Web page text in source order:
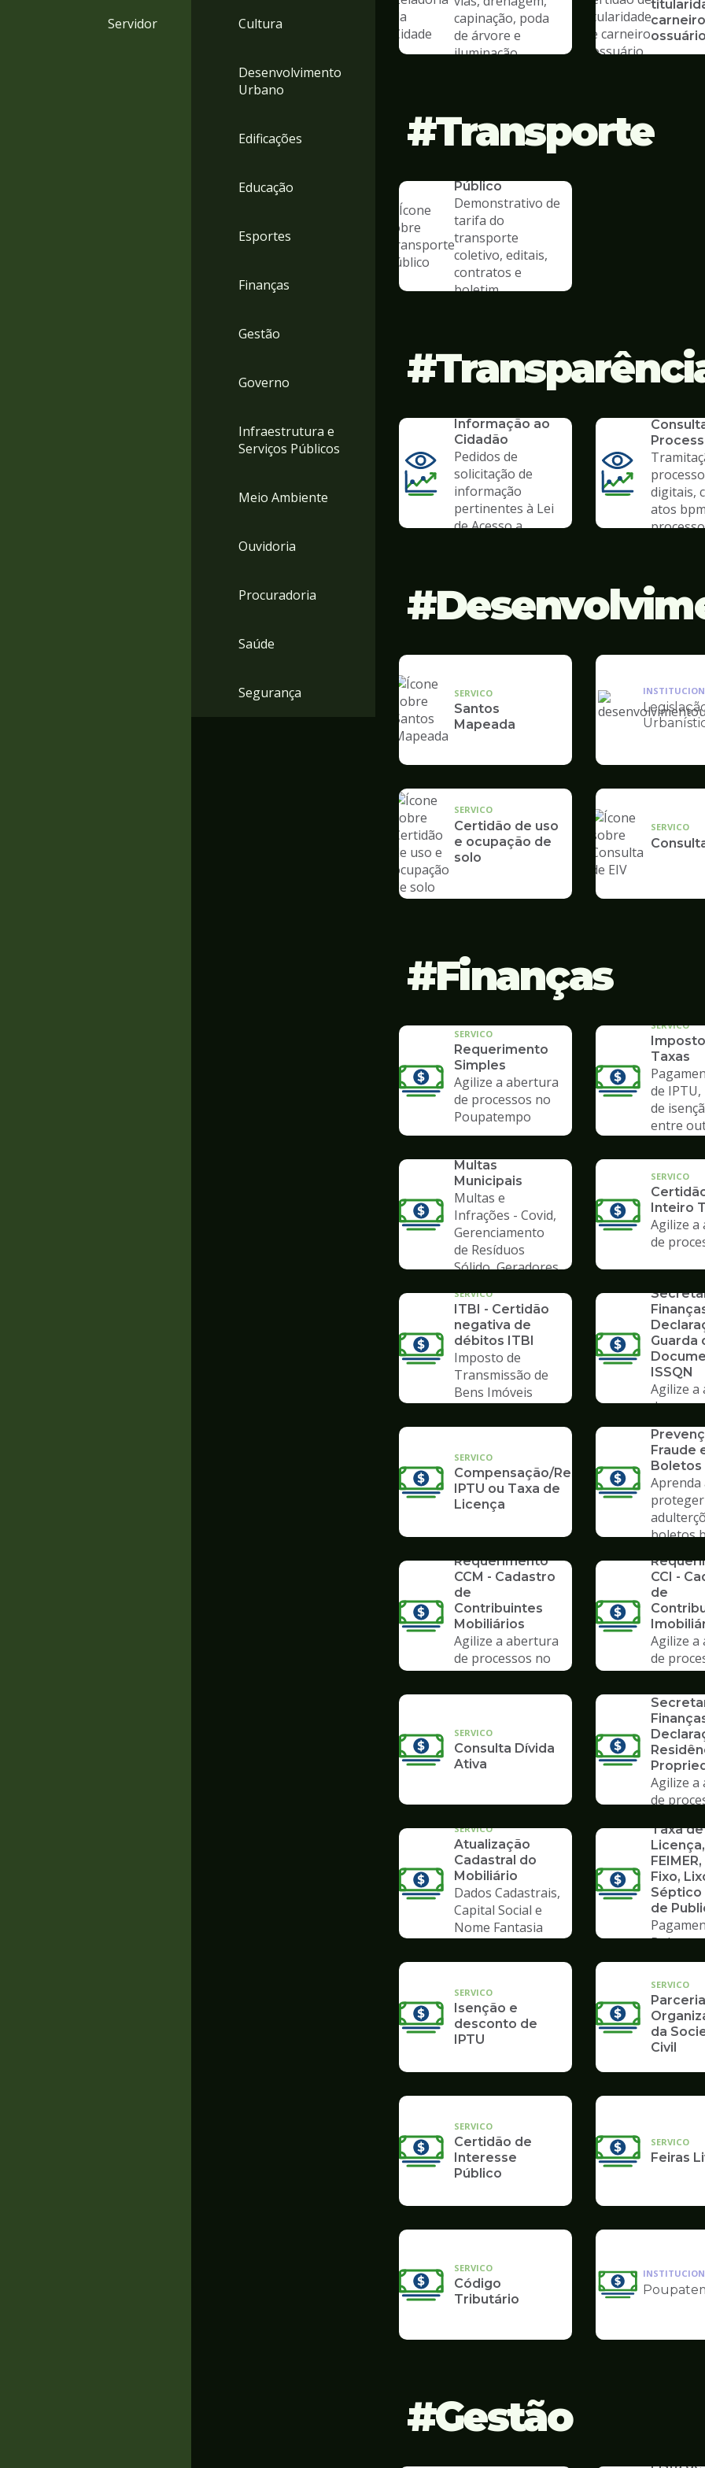
Servidor Cultura
Desenvolvimento
Urbano
Edificações
Educação
Esportes
Finanças
Gestão
Governo
Infraestrutura e
Serviços Públicos
Meio Ambiente
Ouvidoria
Procuradoria
Saúde
Segurança
capinação, poda
de árvore e
iluminação
ossuário
Transporte
Público
Demonstrativo de
tarifa do
transporte
coletivo, editais,
contratos e
boletim
Informação ao
Cidadão
Pedidos de
solicitação de
informação
pertinentes à Lei
de Acesso a
digitais,
atos
SERVICO
Santos
Mapeada
Ilustração
de
SERVICO
Certidão de uso
e ocupação de
solo
SERVICO
Finanças
SERVICO
Requerimento
Simples
Agilize a abertura
de processos no
Poupatempo
SERVICO
Taxas
de
de
entre
SERVICO
Multas
Municipais
Multas e
Infrações - Covid,
Gerenciamento
de Resíduos
Sólido, Geradores
SERVICO
Inteiro
Agilize
de
SERVICO
ITBI - Certidão
negativa de
débitos ITBI
Imposto de
Transmissão de
Bens Imóveis
Guarda
ISSQN
Agilize
de
SERVICO
Compensação/Restituição
IPTU ou Taxa de
Licença
Fraude
Boletos
Aprenda
boletos
Requerimento
CCM - Cadastro
de
Contribuintes
Mobiliários
Agilize a abertura
de processos no
Poupatempo
CCI -
de
Agilize
de
SERVICO
Consulta Dívida
Ativa
SERVICO
Agilize
de
SERVICO
Atualização
Cadastral do
Mobiliário
Dados Cadastrais,
Capital Social e
Nome Fantasia
Taxa de
Licença,
Fixo,
Séptico
de
Boleto
SERVICO
Isenção e
desconto de
IPTU
SERVICO
da
Civil
SERVICO
Certidão de
Interesse
Público
SERVICO
Feiras
SERVICO
Código
Tributário
Ilustração
de
Gestão